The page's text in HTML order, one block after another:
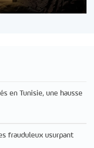
en Tunisie, une hausse
frauduleux usurpant